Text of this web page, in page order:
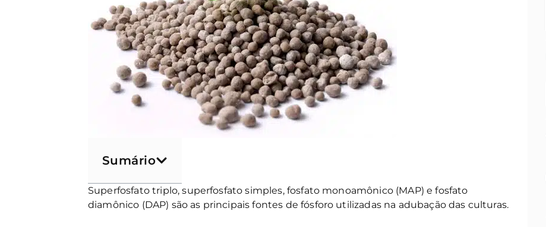
Sumário
Superfosfato triplo, superfosfato simples, fosfato monoamônico (MAP) e fosfato
diamônico (DAP) são as principais fontes de fósforo utilizadas na adubação das culturas.